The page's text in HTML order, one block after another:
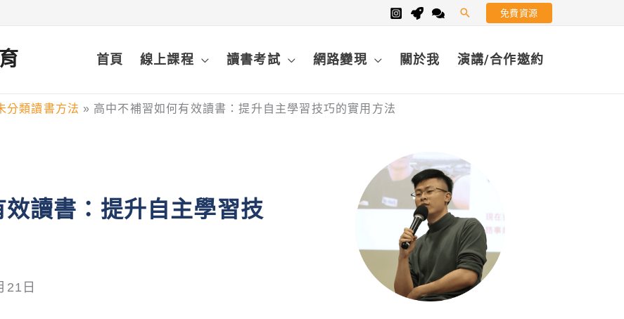
搜
免費資源
首頁 線上課程 讀書考試 網路變現 關於我 演講/合作邀約
分類讀書方法 高中不補習如何有效讀書：提升自主學習技巧的實用方法
讀書：提升自主學習技
21日